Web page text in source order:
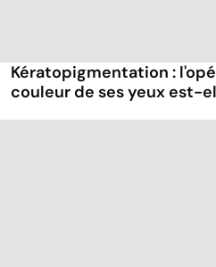
Kératopigmentation :
couleur de ses yeux est-